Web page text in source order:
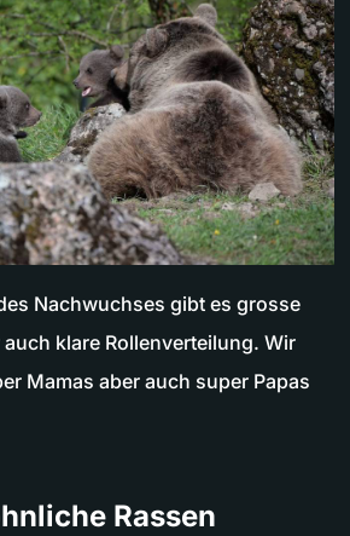
Nachwuchses gibt es grosse
klare Rollenverteilung. Wir
Mamas aber auch super Papas
Rassen